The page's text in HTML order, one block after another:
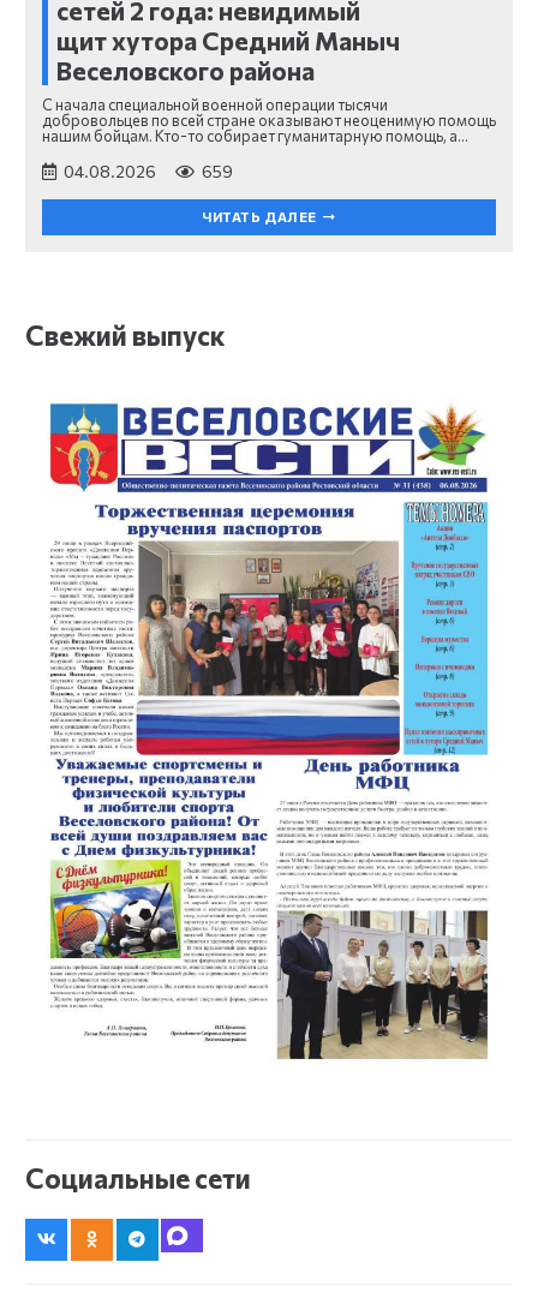
сетей 2 года: невидимый
щит хутора Средний Маныч
Веселовского района
С начала специальной военной операции тысячи
добровольцев по всей стране оказывают неоценимую помощь
нашим бойцам. Кто-то собирает гуманитарную помощь, а…
04.08.2026 659
ЧИТАТЬ ДАЛЕЕ
Свежий выпуск
Социальные сети